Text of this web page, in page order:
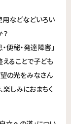
用などなどいろい
便秘・発達障害」
ることで子ども
の光をみなさん
楽しみにおまちく